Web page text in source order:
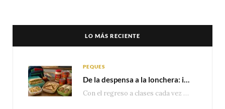
LO MÁS RECIENTE
PEQUES
De la despensa a la lonchera: ideas rápidas para el regreso a clases
Con el regreso a clases cada vez más cerca, las familias comienzan a reorganizar horarios,…